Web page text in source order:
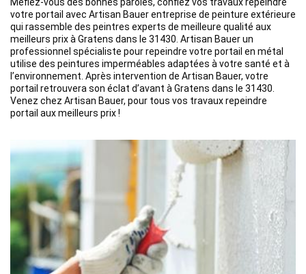
votre portail avec Artisan Bauer entreprise de peinture extérieure
qui rassemble des peintres experts de meilleure qualité aux
meilleurs prix à Gratens dans le 31430. Artisan Bauer un
professionnel spécialiste pour repeindre votre portail en métal
utilise des peintures imperméables adaptées à votre santé et à
l’environnement. Après intervention de Artisan Bauer, votre
portail retrouvera son éclat d’avant à Gratens dans le 31430.
Venez chez Artisan Bauer, pour tous vos travaux repeindre
portail aux meilleurs prix !